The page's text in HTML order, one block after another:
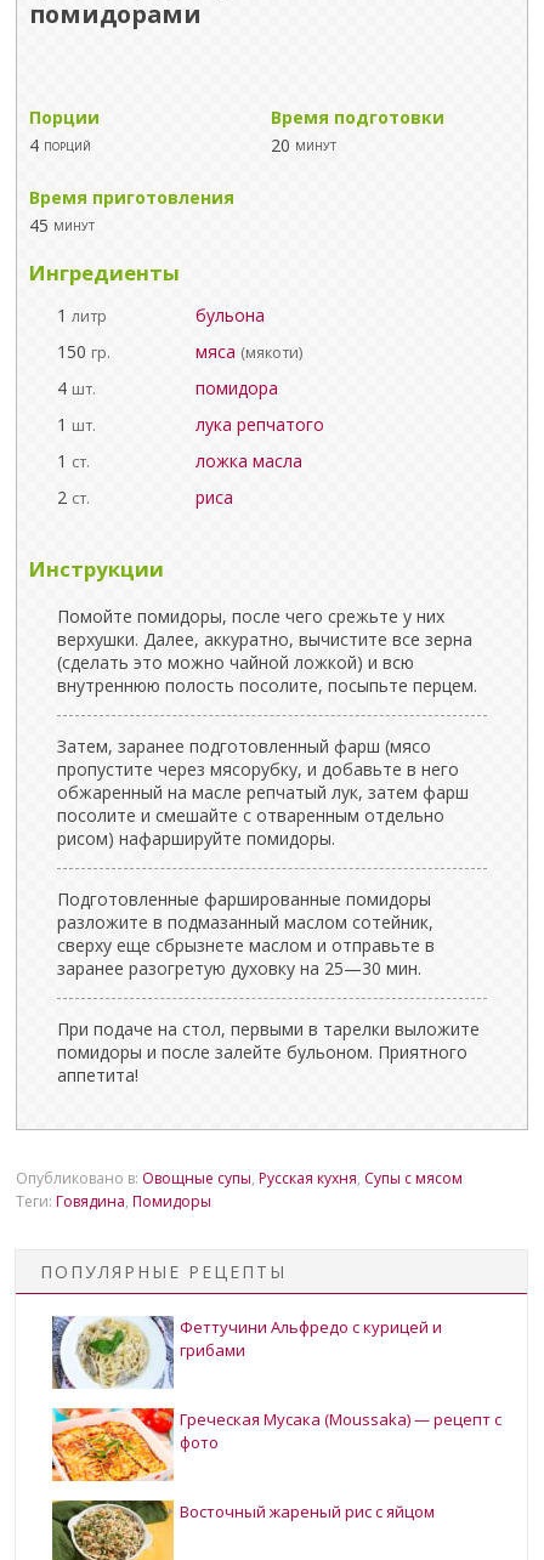
помидорами
Порции
Время подготовки
4 порций 20 минут
Время приготовления
45 минут
Ингредиенты
1 литр
бульона
150 гр. мяса (мякоти)
4 шт.
помидора
1 шт.
лука репчатого
1 ст.
ложка масла
2 ст. риса
Инструкции
Помойте помидоры, после чего срежьте у них
верхушки. Далее, аккуратно, вычистите все зерна
(сделать это можно чайной ложкой) и всю
внутреннюю полость посолите, посыпьте перцем.
Затем, заранее подготовленный фарш (мясо
пропустите через мясорубку, и добавьте в него
обжаренный на масле репчатый лук, затем фарш
посолите и смешайте с отваренным отдельно
рисом) нафаршируйте помидоры.
Подготовленные фаршированные помидоры
разложите в подмазанный маслом сотейник,
сверху еще сбрызнете маслом и отправьте в
заранее разогретую духовку на 25—30 мин.
При подаче на стол, первыми в тарелки выложите
помидоры и после залейте бульоном. Приятного
аппетита!
Опубликовано в: Овощные супы,Русская кухня, Супы с мясом
Теги:Говядина,Помидоры
ПОПУЛЯРНЫЕ РЕЦЕПТЫ
Феттучини Альфредо с курицей и
грибами
Греческая Мусака (Moussaka) — рецепт с
фото
Восточный жареный рис с яйцом